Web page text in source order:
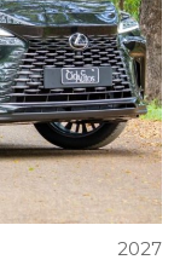
2027